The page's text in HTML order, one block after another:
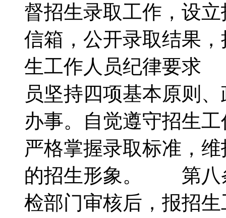
督招生录取工作，设
信箱，公开录取结果
生工作人员纪律要求
员坚持四项基本原则
办事。自觉遵守招生
严格掌握录取标准，
的招生形象。 第八
检部门审核后，报招